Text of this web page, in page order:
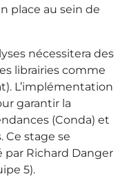
place au sein de
nécessitera des
librairies comme
L’implémentation
garantir la
(Conda) et
Ce stage se
par Richard Danger
5).